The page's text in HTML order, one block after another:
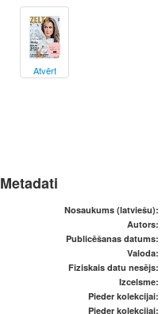
Atvērt
Metadati
Nosaukums (latviešu):
Autors:
Publicēšanas datums:
Valoda:
Fiziskais datu nesējs:
Izcelsme:
Pieder kolekcijai:
Pieder kolekcijai: